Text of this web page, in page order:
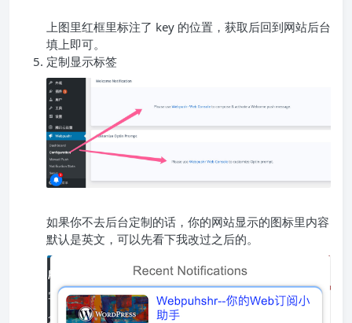
上图里红框里标注了 key 的位置，获取后回到网站后台
填上即可。
定制显示标签
如果你不去后台定制的话，你的网站显示的图标里内容
默认是英文，可以先看下我改过之后的。